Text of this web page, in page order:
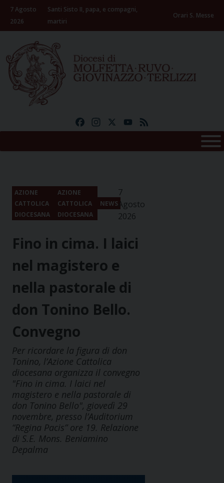
Skip
content
7 Agosto
2026
Santi Sisto II, papa, e compagni,
martiri
Orari S. Messe
FacebookInstagramYouTube
AZIONE
CATTOLICA
DIOCESANA
AZIONE
CATTOLICA
DIOCESANA
NEWS
7
Agosto
2026
Fino in cima. I laici
nel magistero e
nella pastorale di
don Tonino Bello.
Convegno
Per ricordare la figura di don
Tonino, l’Azione Cattolica
diocesana organizza il convegno
"Fino in cima. I laici nel
magistero e nella pastorale di
don Tonino Bello", giovedì 29
novembre, presso l’Auditorium
“Regina Pacis” ore 19. Relazione
di S.E. Mons. Beniamino
Depalma